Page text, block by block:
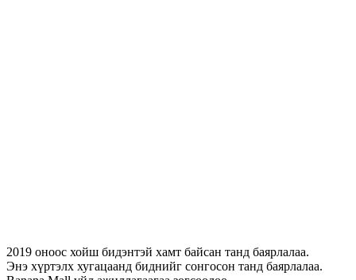
2019 оноос хойш бидэнтэй хамт байсан танд баярлалаа.
Энэ хүртэлх хугацаанд биднийг сонгосон танд баярлалаа.